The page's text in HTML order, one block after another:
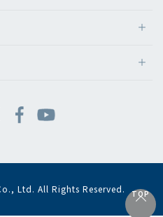
TOP
Ltd. All Rights Reserved.